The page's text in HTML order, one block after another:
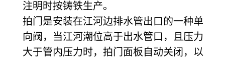
注明时按铸铁生产。
拍门是安装在江河边排水管出口的一种单
向阀，当江河潮位高于出水管口，且压力
大于管内压力时，拍门面板自动关闭，以